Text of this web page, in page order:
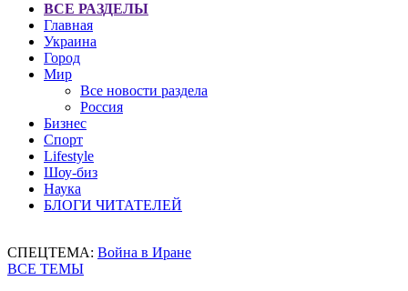
ВСЕ РАЗДЕЛЫ
Главная
Украина
Город
Мир
Все новости раздела
Россия
Бизнес
Спорт
Lifestyle
Шоу-биз
Наука
БЛОГИ ЧИТАТЕЛЕЙ
СПЕЦТЕМА: Война в Иране
ВСЕ ТЕМЫ